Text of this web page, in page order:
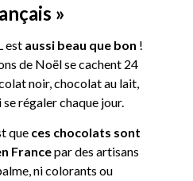
»
est aussi beau que bon !
de Noël se cachent 24
noir, chocolat au lait,
régaler chaque jour.
que ces chocolats sont
Francepar des artisans
ni colorants ou